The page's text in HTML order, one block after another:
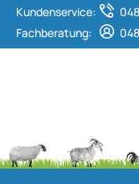
Kundenservice:
Fachberatung: